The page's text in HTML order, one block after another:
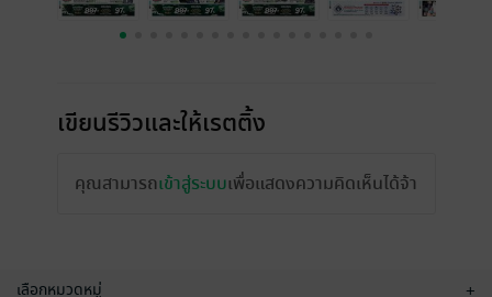
เขียนรีวิวและให้เรตติ้ง
คุณสามารถเข้าสู่ระบบเพื่อแสดงความคิดเห็นได้จ้า
เลือกหมวดหมู่ +